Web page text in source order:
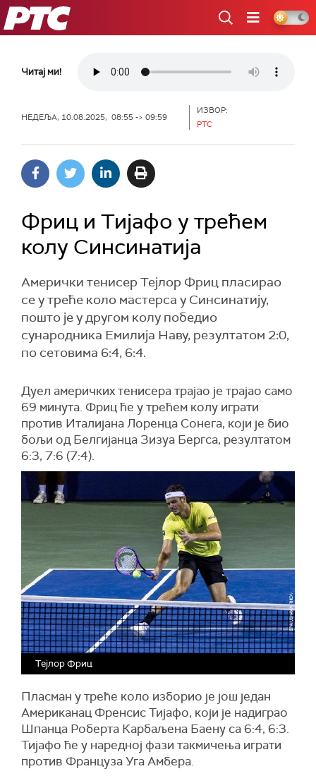
РТС
Читај ми!
НЕДЕЉА, 10.08.2025, 08:55 -> 09:59
ИЗВОР:
РТС
Фриц и Тијафо у трећем
колу Синсинатија
Амерички тенисер Тејлор Фриц пласирао
се у треће коло мастерса у Синсинатију,
пошто је у другом колу победио
сународника Емилија Наву, резултатом 2:0,
по сетовима 6:4, 6:4.
Дуел америчких тенисера трајао је трајао само
69 минута. Фриц ће у трећем колу играти
против Италијана Лоренца Сонега, који је био
бољи од Белгијанца Зизуа Бергса, резултатом
6:3, 7:6 (7:4).
Тејлор Фриц
Пласман у треће коло изборио је још један
Американац Френсис Тијафо, који је надиграо
Шпанца Роберта Карбаљена Баену са 6:4, 6:3.
Тијафо ће у наредној фази такмичења играти
против Француза Уга Амбера.